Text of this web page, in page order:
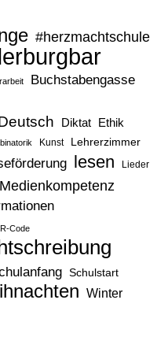
#herzmachtschule
Buchstabengasse
Diktat Ethik
Kunst Lehrerzimmer
lesen Lieder
Medienkompetenz
Code
Schulstart
Winter